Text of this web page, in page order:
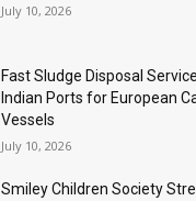
July 10, 2026
Fast Sludge Disposal
Indian Ports for European
Vessels
July 10, 2026
Smiley Children Society